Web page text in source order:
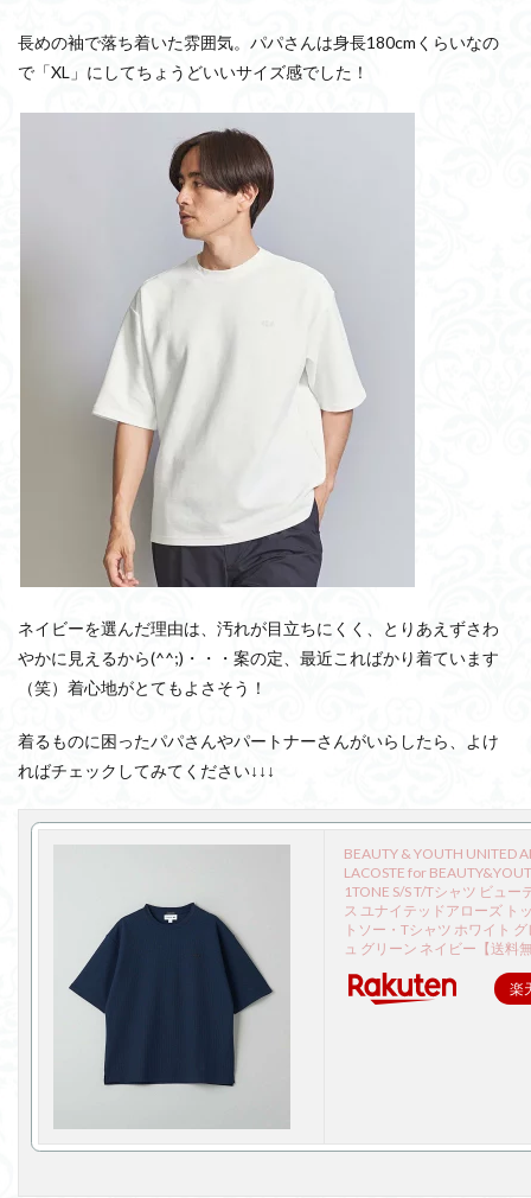
長めの袖で落ち着いた雰囲気。パパさんは身長180cmくらいなの
で「XL」にしてちょうどいいサイズ感でした！
ネイビーを選んだ理由は、汚れが目立ちにくく、とりあえずさわ
やかに見えるから(^^;)・・・案の定、最近こればかり着ています
（笑）着心地がとてもよさそう！
着るものに困ったパパさんやパートナーさんがいらしたら、よけ
ればチェックしてみてください↓↓↓
BEAUTY & YOUTH UNITED
LACOSTE for
1TONE S/S T/Tシャツ ビュー
ス ユナイテッドアローズ ト
トソー・Tシャツ ホワイト
ュ グリーン ネイビー【送料
楽